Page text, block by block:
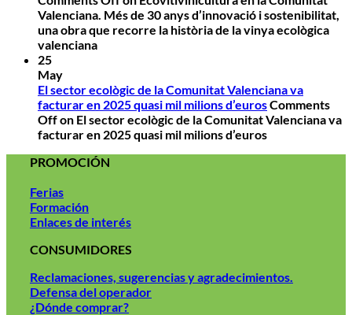
Valenciana. Més de 30 anys d’innovació i sostenibilitat,
una obra que recorre la història de la vinya ecològica
valenciana
25
May
El sector ecològic de la Comunitat Valenciana va
facturar en 2025 quasi mil milions d’eurosComments
Offon El sector ecològic de la Comunitat Valenciana va
facturar en 2025 quasi mil milions d’euros
PROMOCIÓN
Ferias
Formación
Enlaces de interés
CONSUMIDORES
Reclamaciones, sugerencias y agradecimientos.
Defensa del operador
¿Dónde comprar?